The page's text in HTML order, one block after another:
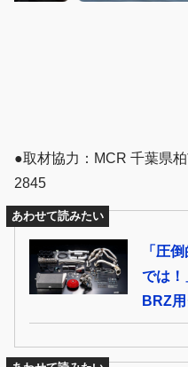
●取材協力：MCR 千葉県
2845
あわせて読みたい
「圧
では！
BRZ